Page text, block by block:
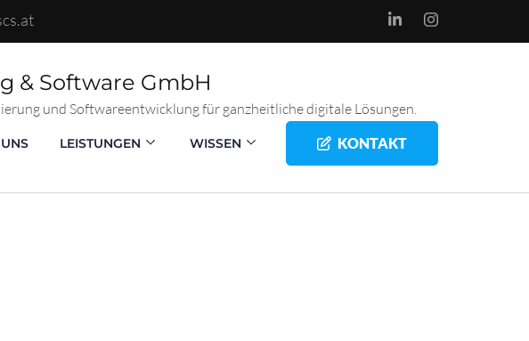
& Software GmbH
und Softwareentwicklung für ganzheitliche digitale Lösungen.
KONTAKT
LEISTUNGEN WISSEN